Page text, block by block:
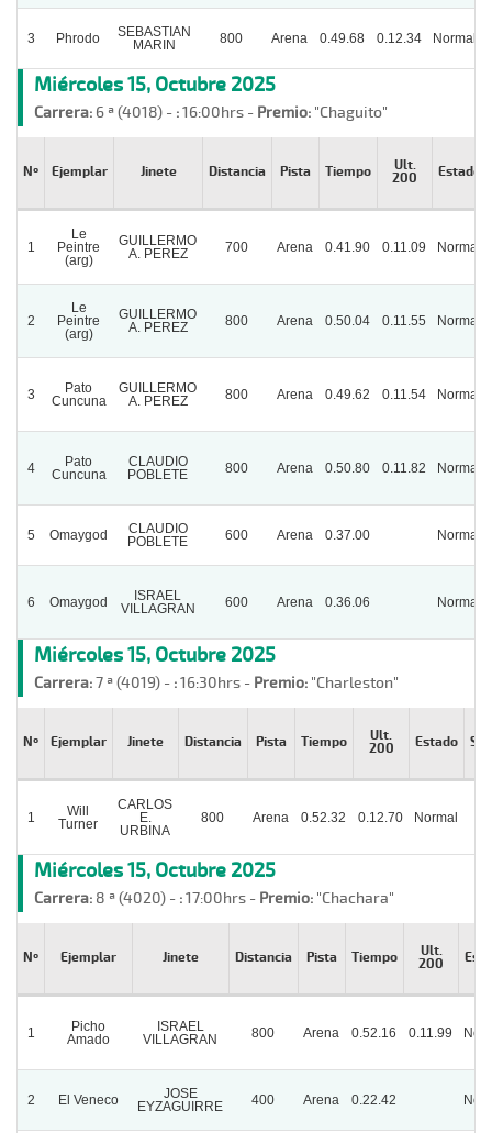
3 Phrodo
SEBASTIAN
MARIN
800 Arena 0.49.68 0.12.34 Normal
Miércoles 15, Octubre 2025
Carrera: 6 ª (4018) - :16:00hrs - Premio: "Chaguito"
Nº Ejemplar Jinete Distancia Pista Tiempo
Ult.
200
Estado
1
Le
Peintre
(arg)
GUILLERMO
A. PEREZ
700 Arena 0.41.90 0.11.09 Normal
2
Le
Peintre
(arg)
GUILLERMO
A. PEREZ
800 Arena 0.50.04 0.11.55 Normal
3
Pato
Cuncuna
GUILLERMO
A. PEREZ
800 Arena 0.49.62 0.11.54 Normal
4
Pato
Cuncuna
CLAUDIO
POBLETE
800 Arena 0.50.80 0.11.82 Normal
5 Omaygod
CLAUDIO
POBLETE
600 Arena 0.37.00 Normal
6 Omaygod
ISRAEL
VILLAGRAN
600 Arena 0.36.06 Normal
Miércoles 15, Octubre 2025
Carrera:7 ª (4019) - :16:30hrs - Premio: "Charleston"
Nº Ejemplar Jinete Distancia Pista Tiempo
Ult.
200
Estado
1
Will
Turner
CARLOS
E.
URBINA
800 Arena 0.52.32 0.12.70 Normal
Miércoles 15, Octubre 2025
Carrera: 8 ª (4020) - :17:00hrs - Premio: "Chachara"
Nº Ejemplar Jinete Distancia Pista Tiempo
Ult.
200
1
Picho
Amado
ISRAEL
VILLAGRAN
800 Arena 0.52.16 0.11.99
2 El Veneco
JOSE
EYZAGUIRRE
400 Arena 0.22.42